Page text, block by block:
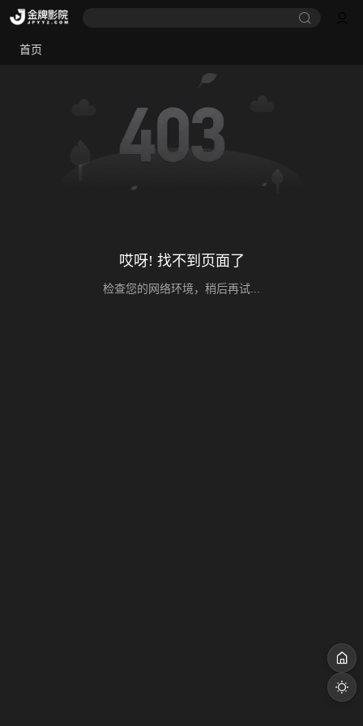
首页
哎呀! 找不到页面了
检查您的网络环境，稍后再试...